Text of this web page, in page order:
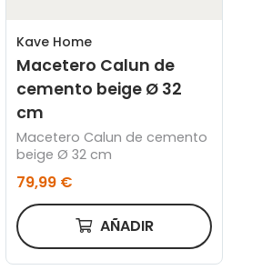
Kave Home
Macetero Calun de
cemento beige Ø 32
cm
Macetero Calun de cemento
beige Ø 32 cm
79,99 €
AÑADIR